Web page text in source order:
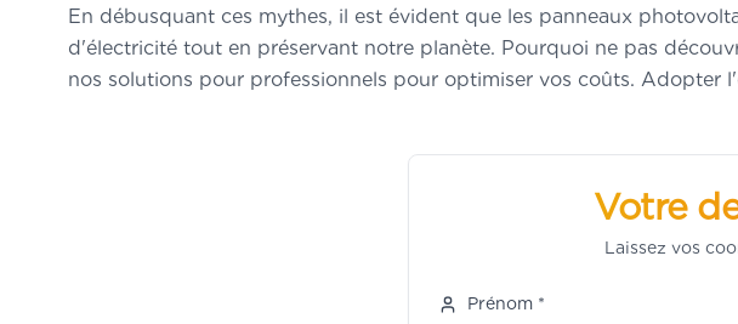
En débusquant ces mythes, il est évident que les panneaux
d'électricité tout en préservant notre planète. Pourquoi ne pas
nos solutions pour professionnels pour optimiser vos coûts. Adopter
Votre
Laissez vos
Prénom *